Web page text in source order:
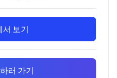
서 보기
러 가기